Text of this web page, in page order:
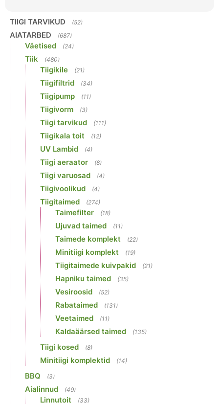
TIIGI TARVIKUD (52)
AIATARBED (687)
Väetised (24)
Tiik (480)
Tiigikile (21)
Tiigifiltrid (34)
Tiigipump (11)
Tiigivorm (3)
Tiigi tarvikud (111)
Tiigikala toit (12)
UV Lambid (4)
Tiigi aeraator (8)
Tiigi varuosad (4)
Tiigivoolikud (4)
Tiigitaimed (274)
Taimefilter (18)
Ujuvad taimed (11)
Taimede komplekt (22)
Minitiigi komplekt (19)
Tiigitaimede kuivpakid (21)
Hapniku taimed (35)
Vesiroosid (52)
Rabataimed (131)
Veetaimed (11)
Kaldaäärsed taimed (135)
Tiigi kosed (8)
Minitiigi komplektid (14)
BBQ (3)
Aialinnud (49)
Linnutoit (33)